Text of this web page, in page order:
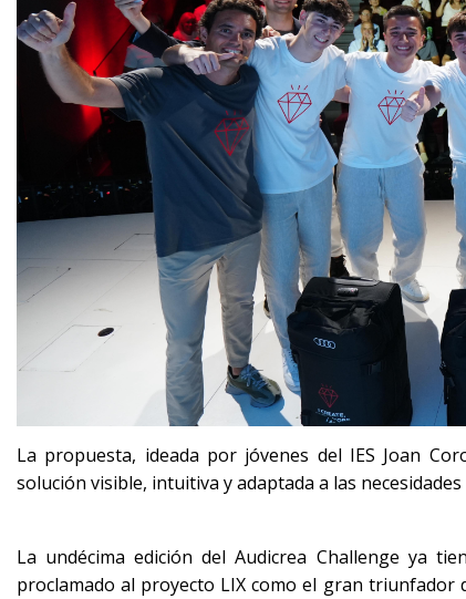
La propuesta, ideada por jóvenes del IES Joan
solución visible, intuitiva y adaptada a las
La undécima edición del Audicrea Challenge ya
proclamado al proyecto LIX como el gran triunfador